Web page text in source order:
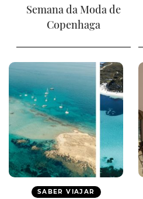
Semana da Moda de
Copenhaga
SABER VIAJAR